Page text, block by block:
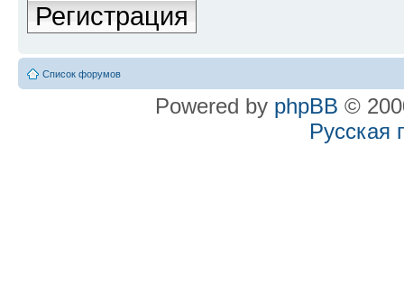
Регистрация
Список форумов
Powered by phpBB ©
Русская